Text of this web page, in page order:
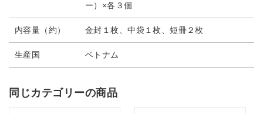
ー）×各３個
内容量（約） 金封１枚、中袋１枚、短冊２枚
生産国 ベトナム
同じカテゴリーの商品